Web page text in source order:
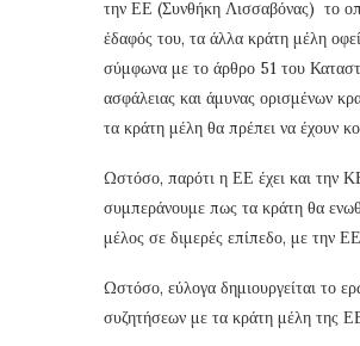
την ΕΕ (Συνθήκη Λισσαβόνας) το
έδαφός του, τα άλλα κράτη μέλη
σύμφωνα με το άρθρο 51 του
ασφάλειας και άμυνας ορισμένων
τα κράτη μέλη θα πρέπει να έχουν
Ωστόσο, παρότι η ΕΕ έχει και την
συμπεράνουμε πως τα κράτη θα
μέλος σε διμερές επίπεδο, με την
Ωστόσο, εύλογα δημιουργείται το
συζητήσεων με τα κράτη μέλη της